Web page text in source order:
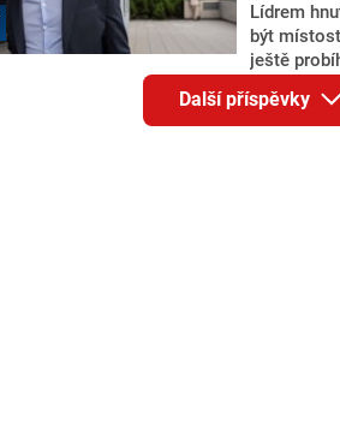
Lídrem
být
ještě
Jana
redakci
Benkovič.
Další příspěvky